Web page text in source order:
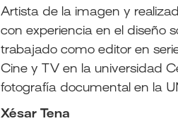
Artista de la imagen y
con experiencia en el diseño
trabajado como editor en
Cine y TV en la universidad
fotografía documental en la
Xésar Tena